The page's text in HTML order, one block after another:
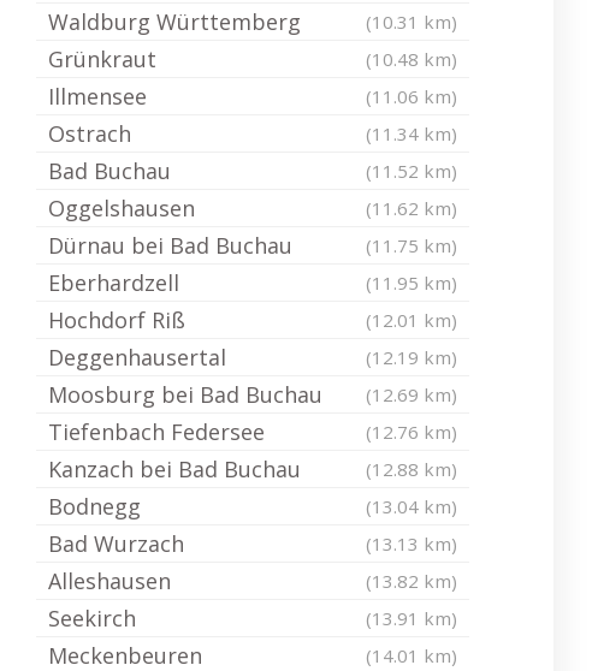
Waldburg Württemberg (10.31 km)
Grünkraut (10.48 km)
Illmensee (11.06 km)
Ostrach (11.34 km)
Bad Buchau (11.52 km)
Oggelshausen (11.62 km)
Dürnau bei Bad Buchau (11.75 km)
Eberhardzell (11.95 km)
Hochdorf Riß (12.01 km)
Deggenhausertal (12.19 km)
Moosburg bei Bad Buchau (12.69 km)
Tiefenbach Federsee (12.76 km)
Kanzach bei Bad Buchau (12.88 km)
Bodnegg (13.04 km)
Bad Wurzach (13.13 km)
Alleshausen (13.82 km)
Seekirch (13.91 km)
Meckenbeuren (14.01 km)